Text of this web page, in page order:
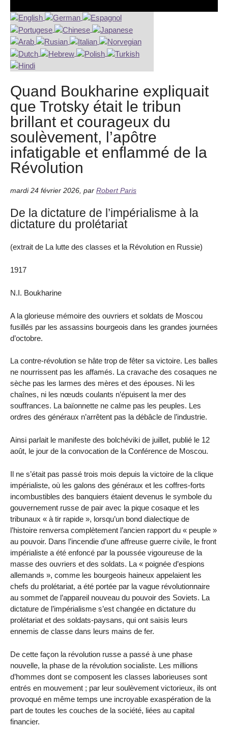
Quand Boukharine expliquait
que Trotsky était le tribun
brillant et courageux du
soulèvement, l’apôtre
infatigable et enflammé de la
Révolution
mardi 24 février 2026 par Robert Paris
De la dictature de l’impérialisme à la
dictature du prolétariat
(extrait de La lutte des classes et la Révolution en Russie)
1917
N.I. Boukharine
A la glorieuse mémoire des ouvriers et soldats de Moscou
fusillés par les assassins bourgeois dans les grandes journées
d’octobre.
La contre-révolution se hâte trop de fêter sa victoire. Les balles
ne nourrissent pas les affamés. La cravache des cosaques ne
sèche pas les larmes des mères et des épouses. Ni les
chaînes, ni les nœuds coulants n’épuisent la mer des
souffrances. La baïonnette ne calme pas les peuples. Les
ordres des généraux n’arrêtent pas la débâcle de l’industrie.
Ainsi parlait le manifeste des bolchéviki de juillet, publié le 12
août, le jour de la convocation de la Conférence de Moscou.
Il ne s’était pas passé trois mois depuis la victoire de la clique
impérialiste, où les galons des généraux et les coffres-forts
incombustibles des banquiers étaient devenus le symbole du
gouvernement russe de pair avec la pique cosaque et les
tribunaux « à tir rapide », lorsqu’un bond dialectique de
l’histoire renversa complètement l’ancien rapport du « peuple »
au pouvoir. Dans l’incendie d’une affreuse guerre civile, le front
impérialiste a été enfoncé par la poussée vigoureuse de la
masse des ouvriers et des soldats. La « poignée d’espions
allemands », comme les bourgeois haineux appelaient les
chefs du prolétariat, a été portée par la vague révolutionnaire
au sommet de l’appareil nouveau du pouvoir des Soviets. La
dictature de l’impérialisme s’est changée en dictature du
prolétariat et des soldats-paysans, qui ont saisis leurs
ennemis de classe dans leurs mains de fer.
De cette façon la révolution russe a passé à une phase
nouvelle, la phase de la révolution socialiste. Les millions
d’hommes dont se composent les classes laborieuses sont
entrés en mouvement ; par leur soulèvement victorieux, ils ont
provoqué en même temps une incroyable exaspération de la
part de toutes les couches de la société, liées au capital
financier.